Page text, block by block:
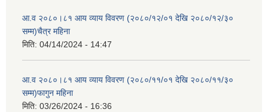
आ.व २०८०।८१ आय व्याय विवरण (२०८०/१२/०१ देखि २०८०/१२/३०
सम्म)चैत्र महिना
मिति: 04/14/2024 - 14:47
आ.व २०८०।८१ आय व्याय विवरण (२०८०/११/०१ देखि २०८०/११/३०
सम्म)फागुन महिना
मिति: 03/26/2024 - 16:36